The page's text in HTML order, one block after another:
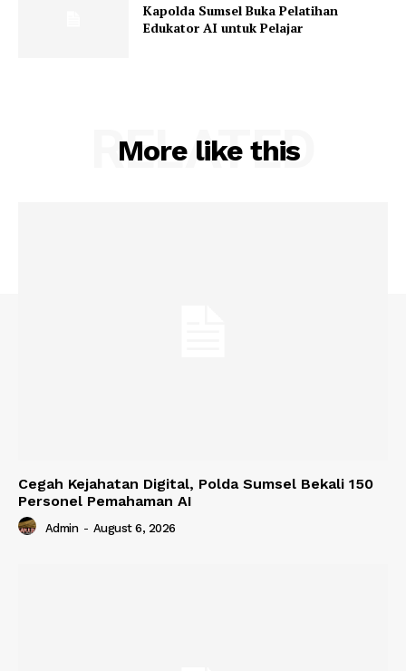
Kapolda Sumsel Buka Pelatihan
Edukator AI untuk Pelajar
More like this
RELATED
Cegah Kejahatan Digital, Polda Sumsel Bekali 150
Personel Pemahaman AI
Admin - August 6, 2026